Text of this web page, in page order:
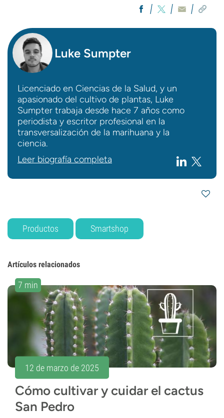
Luke Sumpter
Licenciado en Ciencias de la Salud, y un
apasionado del cultivo de plantas, Luke
Sumpter trabaja desde hace 7 años como
periodista y escritor profesional en la
transversalización de la marihuana y la
ciencia.
Leer biografía completa
Productos Smartshop
Artículos relacionados
7 min
12 de marzo de 2025
Cómo cultivar y cuidar el cactus
San Pedro